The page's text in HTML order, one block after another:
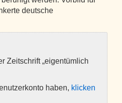
deutsche
Zeitschrift „eigentümlich
haben, klicken